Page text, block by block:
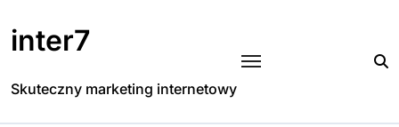
to
content
inter7
Skuteczny marketing internetowy